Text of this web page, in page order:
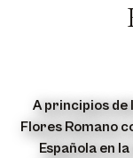
A principios de
Flores Romano
Española en